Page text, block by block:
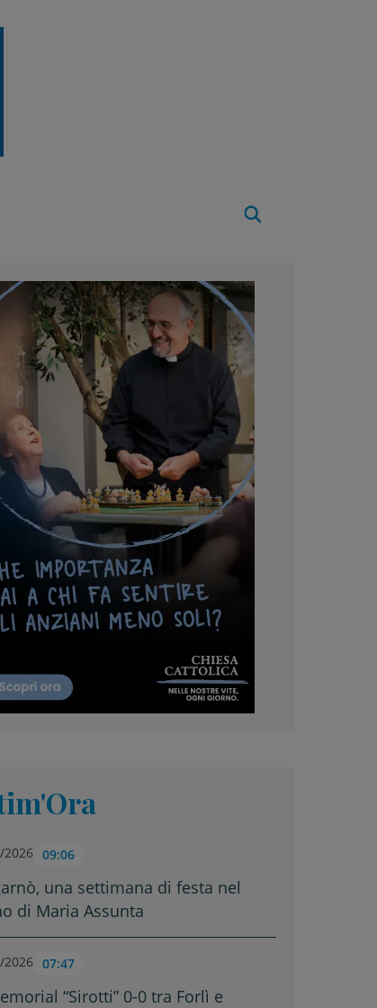
09:06
una settimana di festa nel
di Maria Assunta
07:47
“Sirotti” 0-0 tra Forlì e